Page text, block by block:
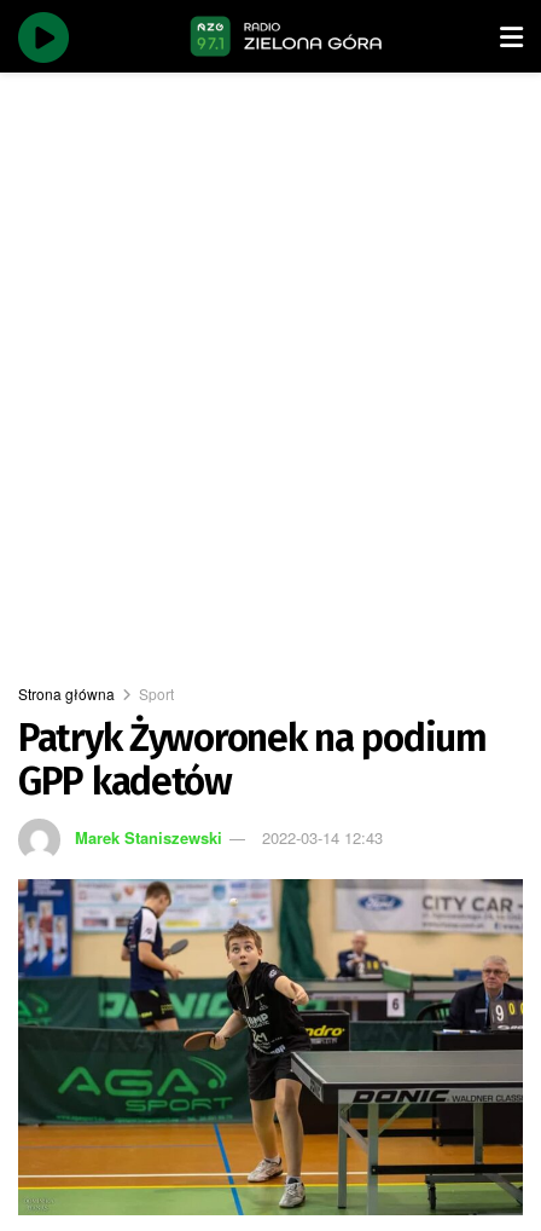
Strona główna Sport
Patryk Żyworonek na podium
GPP kadetów
Marek Staniszewski 2022-03-14 12:43